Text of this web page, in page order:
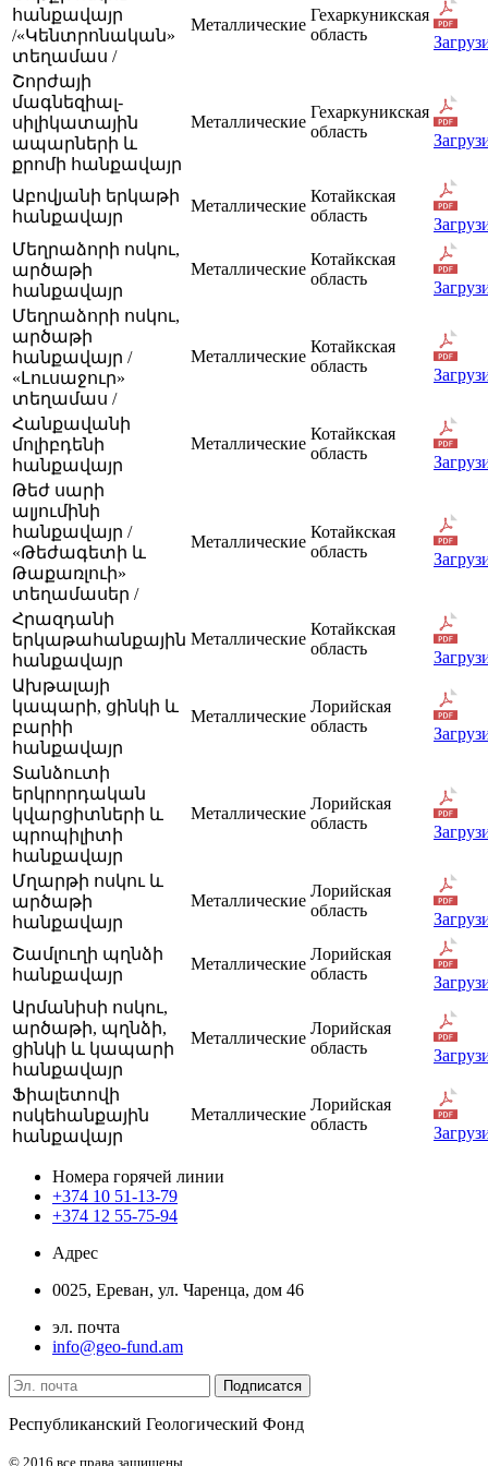
հանքավայր
/«Կենտրոնական»
տեղամաս /
Металлические
Гехаркуникская
область
Շորժայի
մագնեզիալ-
սիլիկատային
ապարների և
քրոմի հանքավայր
Металлические
Гехаркуникская
область
Աբովյանի երկաթի
հանքավայր
Металлические
Котайкская
область
Մեղրաձորի ոսկու,
արծաթի
հանքավայր
Металлические
Котайкская
область
Մեղրաձորի ոսկու,
արծաթի
հանքավայր /
«Լուսաջուր»
տեղամաս /
Металлические
Котайкская
область
Հանքավանի
մոլիբդենի
հանքավայր
Металлические
Котайкская
область
Թեժ սարի
ալյումինի
հանքավայր /
«Թեժագետի և
Թաքառլուի»
տեղամասեր /
Металлические
Котайкская
область
Հրազդանի
երկաթահանքային
հանքավայր
Металлические
Котайкская
область
Ախթալայի
կապարի, ցինկի և
բարիի
հանքավայր
Металлические
Лорийская
область
Տանձուտի
երկրորդական
կվարցիտների և
պրոպիլիտի
հանքավայր
Металлические
Лорийская
область
Մղարթի ոսկու և
արծաթի
հանքավայր
Металлические
Лорийская
область
Շամլուղի պղնձի
հանքավայր
Металлические
Лорийская
область
Արմանիսի ոսկու,
արծաթի, պղնձի,
ցինկի և կապարի
հանքավայր
Металлические
Лорийская
область
Ֆիալետովի
ոսկեհանքային
հանքավայր
Металлические
Лорийская
область
Номера горячей линии
+374 10 51-13-79
+374 12 55-75-94
Адрес
0025, Ереван, ул. Чаренца, дом 46
эл. почта
info@geo-fund.am
Республиканский Геологический Фонд
© 2016 все права защищены.